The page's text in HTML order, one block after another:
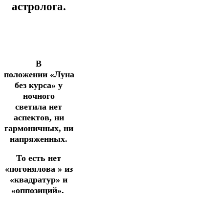
астролога.
В
положении «Луна
без курса» у
ночного
светила нет
аспектов, ни
гармоничных, ни
напряженных.
То есть нет
«погонялова » из
«квадратур» и
«оппозиций».